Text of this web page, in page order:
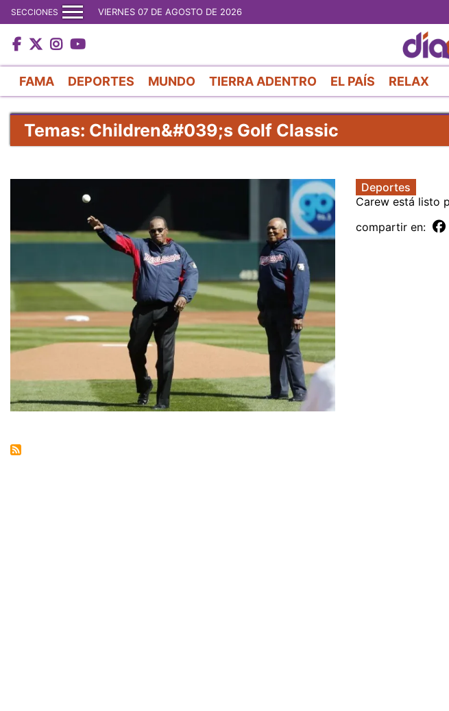
SECCIONES VIERNES 07 DE AGOSTO DE 2026
FAMA DEPORTES MUNDO TIERRA ADENTRO EL PAÍS RELAX
Temas: Children&#039;s Golf Classic
Deportes
Carew está listo
compartir en: